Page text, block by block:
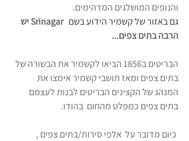
והנופים המושלגים המדהימים.
גם באזור של קשמיר הידוע בשם
Srinagar יש
הרבה בתים צפים...
הבריטים ב1856 הביאו לקשמיר את הבשורה של
בתים צפים ומאז תושבי קשמיר אימצו את
המנהג של הקצינים הבריטים לבנות לעצמם
בתים צפים כמפלט מהחום  בהודו.
כיום מדובר על  אלפי סירות/בתים צפים ,